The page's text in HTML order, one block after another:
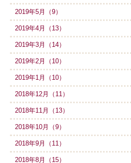
2019年5月（9）
2019年4月（13）
2019年3月（14）
2019年2月（10）
2019年1月（10）
2018年12月（11）
2018年11月（13）
2018年10月（9）
2018年9月（11）
2018年8月（15）